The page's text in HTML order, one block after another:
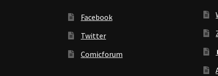
Facebook
Twitter
Comicforum